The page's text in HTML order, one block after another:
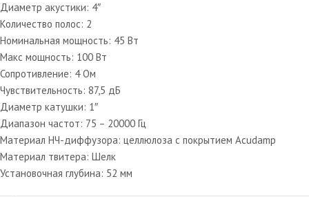
Диаметр акустики: 4″
Количество полос: 2
Номинальная мощность: 45 Вт
Макс мощность: 100 Вт
Сопротивление: 4 Ом
Чувствительность: 87,5 дБ
Диаметр катушки: 1″
Диапазон частот: 75 – 20000 Гц
Материал НЧ-диффузора: целлюлоза с покрытием Acudamp
Материал твитера: Шелк
Установочная глубина: 52 мм